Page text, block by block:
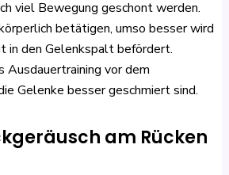
viel Bewegung geschont werden.
betätigen, umso besser wird
in den Gelenkspalt befördert.
vor dem
Gelenke besser geschmiert sind.
am Rücken